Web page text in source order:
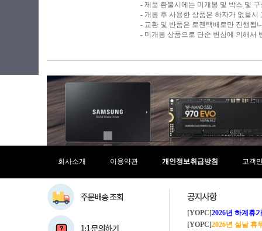
- 제품 환불시에는 미개봉 및 박스 및
- 개봉 후 사용한 상품은 하자가 없을
- 교환 및 반품은 로젠택배로만 진행됩
- 미개봉 상품으로 단순 변심에 의해서
회사소개 이용약관 개인정보취급방침 고객
[YOPC]2026년 하계휴가 8/1~8/4
[YOPC]2026년 설날 휴